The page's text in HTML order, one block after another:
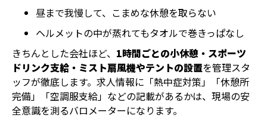
昼まで我慢して、こまめな休憩を取らない
ヘルメットの中が蒸れてもタオルで巻きっぱなし
きちんとした会社ほど、 1時間ごとの小休憩・スポーツ
ドリンク支給・ミスト扇風機やテントの設置を管理スタ
ッフが徹底します。求人情報に「熱中症対策」「休憩所
完備」「空調服支給」などの記載があるかは、現場の安
全意識を測るバロメーターになります。